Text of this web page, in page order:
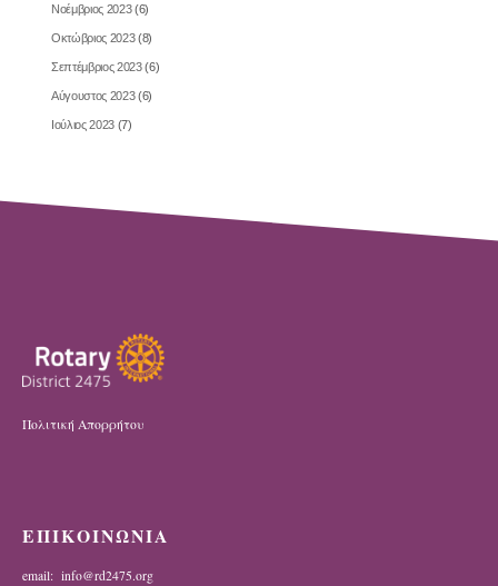
Νοέμβριος 2023(6)
Οκτώβριος 2023(8)
Σεπτέμβριος 2023(6)
Αύγουστος 2023(6)
Ιούλιος 2023 (7)
Πολιτική Απορρήτου
ΕΠΙΚΟΙΝΩΝΙΑ
email: info@rd2475.org